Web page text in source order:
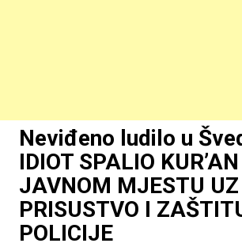
Neviđeno ludilo u
IDIOT SPALIO
JAVNOM MJESTU UZ
PRISUSTVO I
POLICIJE